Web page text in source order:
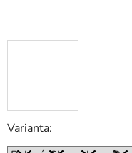
Varianta: